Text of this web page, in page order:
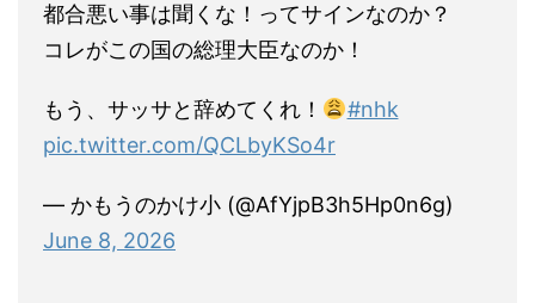
都合悪い事は聞くな！ってサインなのか？
コレがこの国の総理大臣なのか！
もう、サッサと辞めてくれ！
#nhk
pic.twitter.com/QCLbyKSo4r
— かもうのかけ小 (@AfYjpB3h5Hp0n6g)
June 8, 2026